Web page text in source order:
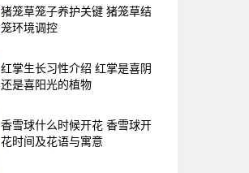
猪笼草笼子养护关键 猪笼草结
笼环境调控
红掌生长习性介绍 红掌是喜阴
还是喜阳光的植物
香雪球什么时候开花 香雪球开
花时间及花语与寓意